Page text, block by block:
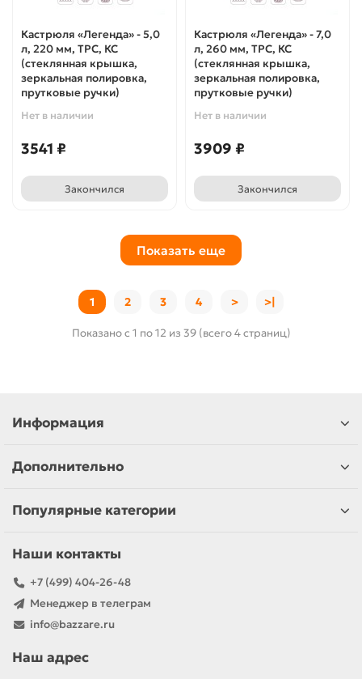
Кастрюля «Легенда» - 5,0
л, 220 мм, ТРС, КС
(стеклянная крышка,
зеркальная полировка,
прутковые ручки)
Нет в наличии
3541 ₽
Закончился
Кастрюля «Легенда» - 7,0
л, 260 мм, ТРС, КС
(стеклянная крышка,
зеркальная полировка,
прутковые ручки)
Нет в наличии
3909 ₽
Закончился
Показать еще
1 2 3 4 > >|
Показано с 1 по 12 из 39 (всего 4 страниц)
Информация
Дополнительно
Популярные категории
Наши контакты
+7 (499) 404-26-48
Менеджер в телеграм
info@bazzare.ru
Наш адрес